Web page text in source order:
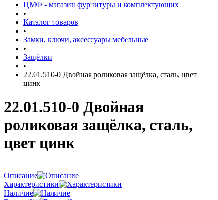
ЦМФ - магазин фурнитуры и комплектующих
•
Каталог товаров
•
Замки, ключи, аксессуары мебельные
•
Защёлки
•
22.01.510-0 Двойная роликовая защёлка, сталь, цвет
цинк
22.01.510-0 Двойная
роликовая защёлка, сталь,
цвет цинк
Описание
Характеристики
Наличие